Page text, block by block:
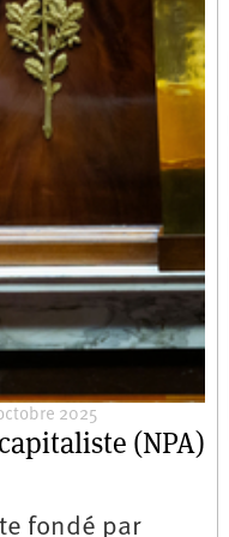
2e
congrès
1er
congrès
Congrès
de
2025
(NPA)
fondé par